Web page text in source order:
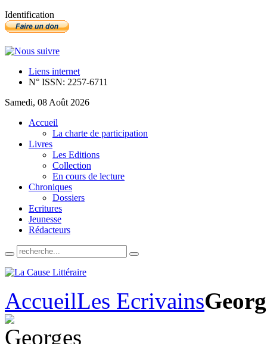
Identification
Liens internet
N° ISSN: 2257-6711
Samedi, 08 Août 2026
Accueil
La charte de participation
Livres
Les Editions
Collection
En cours de lecture
Chroniques
Dossiers
Ecritures
Jeunesse
Rédacteurs
AccueilLes Ecrivains